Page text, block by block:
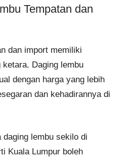
Tempatan dan
dan import memiliki
ketara. Daging lembu
dengan harga yang lebih
dan kehadirannya di
daging lembu sekilo di
Kuala Lumpur boleh